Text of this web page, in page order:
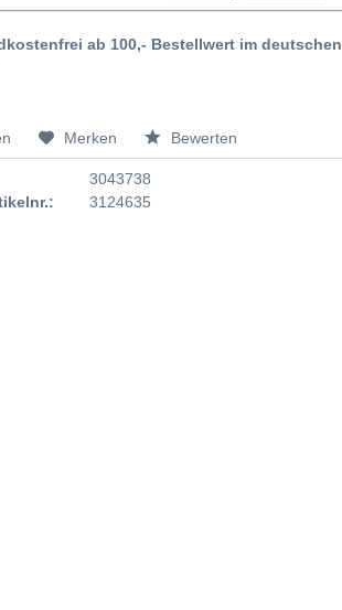
ab 100,- Bestellwert im deutschen
Merken Bewerten
3043738
3124635